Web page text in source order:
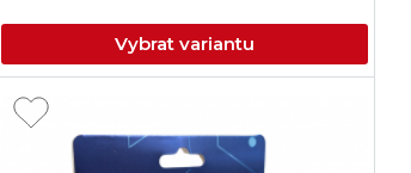
Vybrat variantu